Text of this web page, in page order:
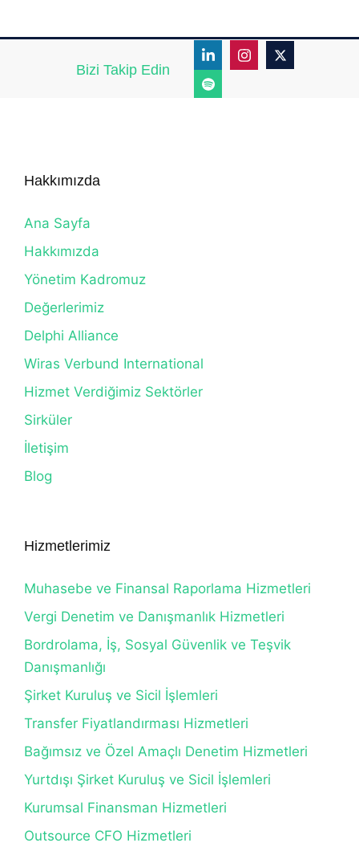
Bizi Takip Edin
Hakkımızda
Ana Sayfa
Hakkımızda
Yönetim Kadromuz
Değerlerimiz
Delphi Alliance
Wiras Verbund International
Hizmet Verdiğimiz Sektörler
Sirküler
İletişim
Blog
Hizmetlerimiz
Muhasebe ve Finansal Raporlama Hizmetleri
Vergi Denetim ve Danışmanlık Hizmetleri
Bordrolama, İş, Sosyal Güvenlik ve Teşvik
Danışmanlığı
Şirket Kuruluş ve Sicil İşlemleri
Transfer Fiyatlandırması Hizmetleri
Bağımsız ve Özel Amaçlı Denetim Hizmetleri
Yurtdışı Şirket Kuruluş ve Sicil İşlemleri
Kurumsal Finansman Hizmetleri
Outsource CFO Hizmetleri